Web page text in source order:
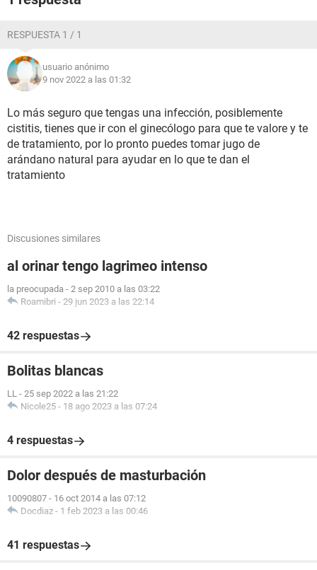
RESPUESTA 1 / 1
usuario anónimo
9 nov 2022 a las 01:32
Lo más seguro que tengas una infección, posiblemente
cistitis, tienes que ir con el ginecólogo para que te valore y te
de tratamiento, por lo pronto puedes tomar jugo de
arándano natural para ayudar en lo que te dan el
tratamiento
Discusiones similares
al orinar tengo lagrimeo intenso
la preocupada - 2 sep 2010 a las 03:22
Roamibri - 29 jun 2023 a las 22:14
42 respuestas
Bolitas blancas
LL - 25 sep 2022 a las 21:22
Nicole25 - 18 ago 2023 a las 07:24
4 respuestas
Dolor después de masturbación
10090807 - 16 oct 2014 a las 07:12
Docdiaz - 1 feb 2023 a las 00:46
41 respuestas